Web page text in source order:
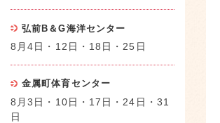
弘前B＆G海洋センター
8月4日・12日・18日・25日
金属町体育センター
8月3日・10日・17日・24日・31
日